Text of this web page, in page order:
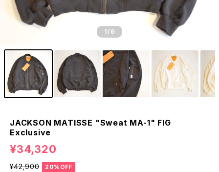
1 /6
JACKSON MATISSE "Sweat MA-1" FIG
Exclusive
¥34,320
¥42,900 20%OFF